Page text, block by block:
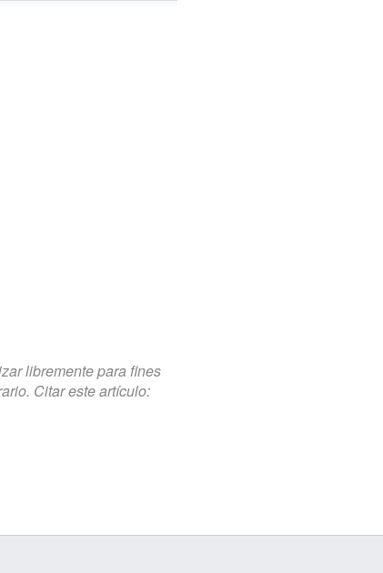
libremente para fines
Citar este artículo: